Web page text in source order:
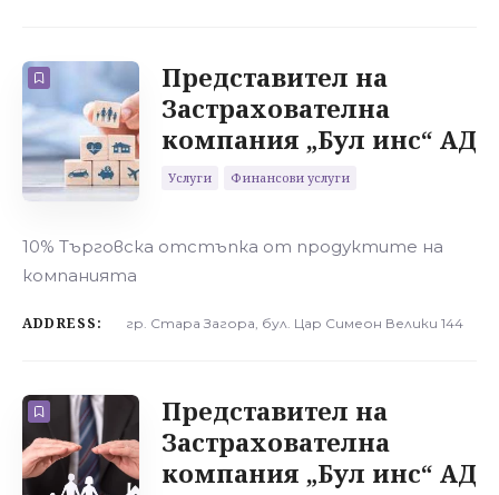
Представител на
Застрахователна
компания „Бул инс“ АД
Услуги Финансови услуги
10% Търговска отстъпка от продуктите на
компанията
ADDRESS: гр. Стара Загора, бул. Цар Симеон Велики 144
Представител на
Застрахователна
компания „Бул инс“ АД